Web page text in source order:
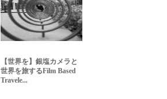
【世界を】銀塩カメラと
世界を旅するFilm Based
Travele...